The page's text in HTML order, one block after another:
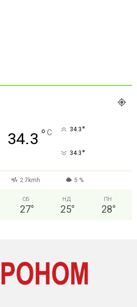
34.3 ° C 34.3 °
34.3 °
2.7kmh 5 %
СБ
27°
НД
25°
ПН
28°